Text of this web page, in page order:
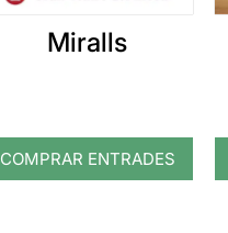
Miralls
COMPRAR ENTRADES